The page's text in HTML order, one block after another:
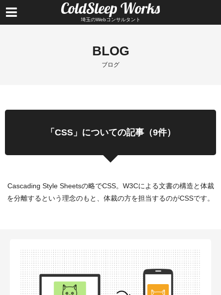
埼玉のWebコンサルタント
BLOG
ブログ
「CSS」についての記事（9件）
Cascading Style Sheetsの略でCSS。W3Cによる文書の構造と体裁
を分離するという理念のもと、体裁の方を担当するのがCSSです。